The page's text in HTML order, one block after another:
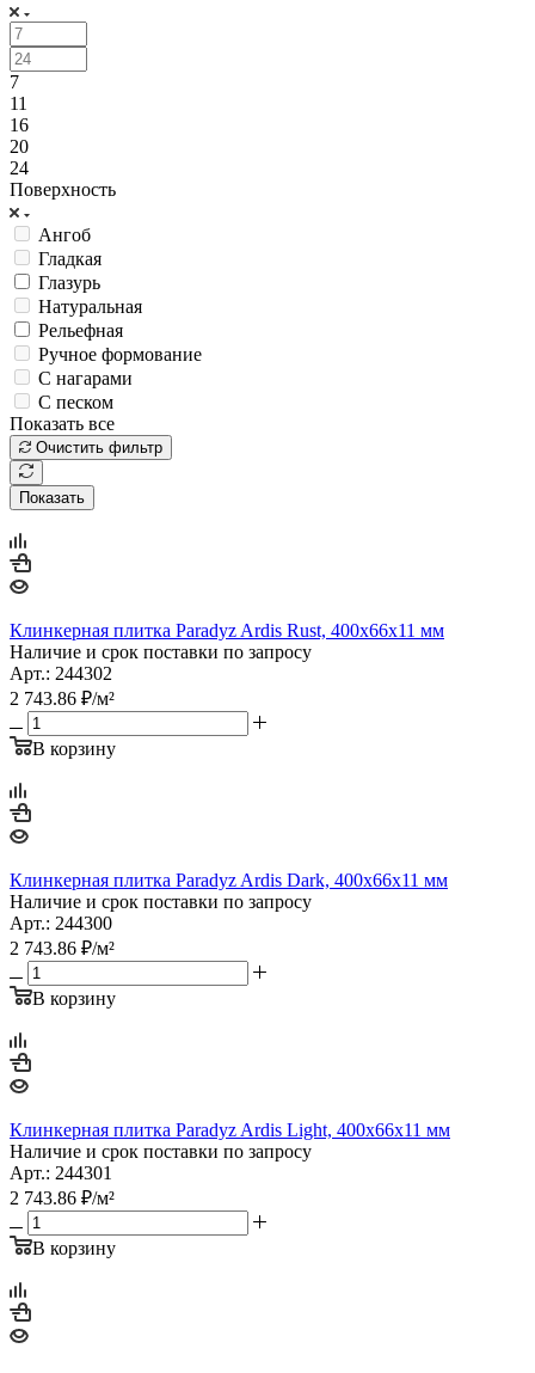
7
11
16
20
24
Поверхность
Ангоб
Гладкая
Глазурь
Натуральная
Рельефная
Ручное формование
С нагарами
С песком
Показать все
Очистить фильтр
Показать
Клинкерная плитка Paradyz Ardis Rust, 400х66х11 мм
Наличие и срок поставки по запросу
Арт.: 244302
2 743.86 ₽/м²
В корзину
Клинкерная плитка Paradyz Ardis Dark, 400х66х11 мм
Наличие и срок поставки по запросу
Арт.: 244300
2 743.86 ₽/м²
В корзину
Клинкерная плитка Paradyz Ardis Light, 400х66х11 мм
Наличие и срок поставки по запросу
Арт.: 244301
2 743.86 ₽/м²
В корзину